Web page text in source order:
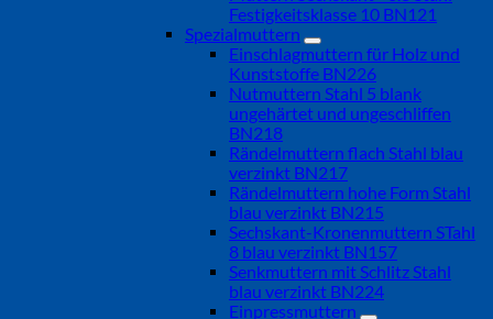
Festigkeitsklasse 10 BN121
Spezialmuttern
Einschlagmuttern für Holz und
Kunststoffe BN226
Nutmuttern Stahl 5 blank
ungehärtet und ungeschliffen
BN218
Rändelmuttern flach Stahl blau
verzinkt BN217
Rändelmuttern hohe Form Stahl
blau verzinkt BN215
Sechskant-Kronenmuttern STahl
8 blau verzinkt BN157
Senkmuttern mit Schlitz Stahl
blau verzinkt BN224
Einpressmuttern